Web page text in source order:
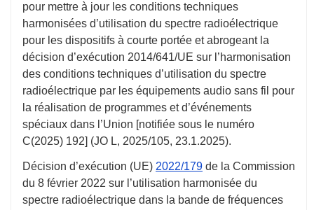
pour mettre à jour les conditions techniques
harmonisées d’utilisation du spectre radioélectrique
pour les dispositifs à courte portée et abrogeant la
décision d’exécution 2014/641/UE sur l’harmonisation
des conditions techniques d’utilisation du spectre
radioélectrique par les équipements audio sans fil pour
la réalisation de programmes et d’événements
spéciaux dans l’Union [notifiée sous le numéro
C(2025) 192] (JO L, 2025/105, 23.1.2025).
Décision d’exécution (UE) 2022/179 de la Commission
du 8 février 2022 sur l’utilisation harmonisée du
spectre radioélectrique dans la bande de fréquences